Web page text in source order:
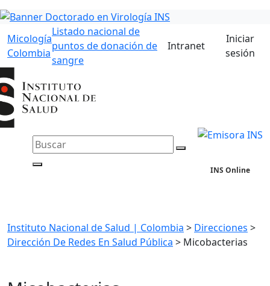
Micología
Colombia
Listado nacional de
puntos de donación de
sangre
Intranet
Iniciar
sesión
INS Online
Instituto Nacional de Salud | Colombia > Direcciones >
Dirección De Redes En Salud Pública > Micobacterias